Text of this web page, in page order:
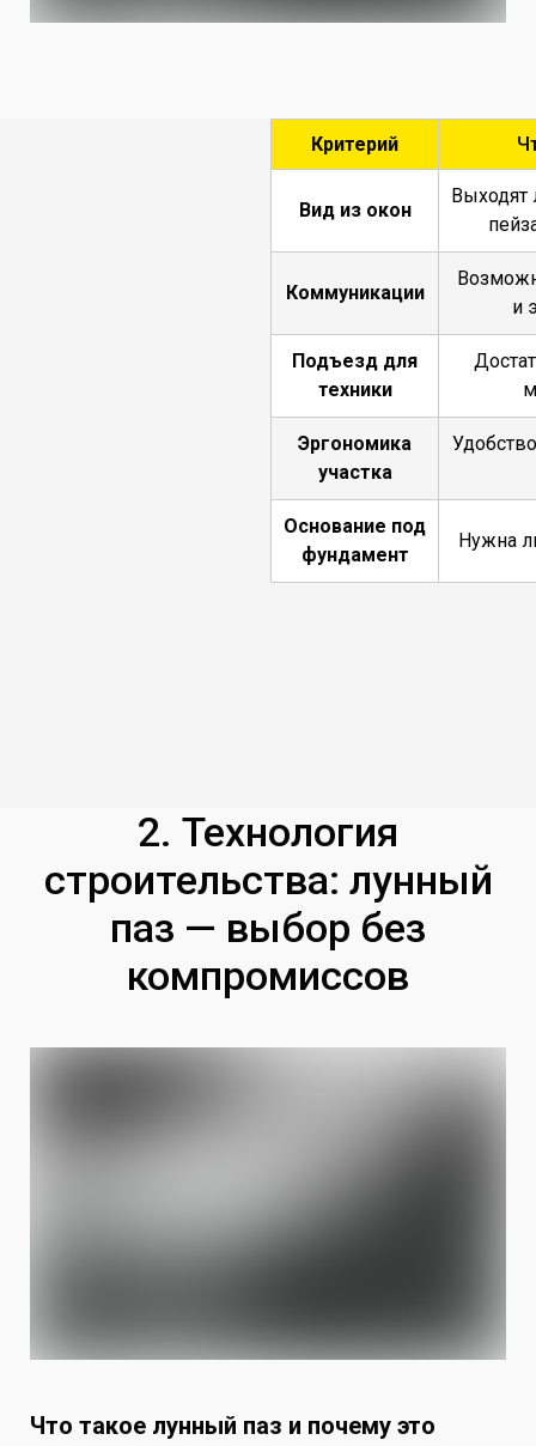
Критерий
Вид из окон
Выходят
Коммуникации
и
Подъезд для
техники
Эргономика
участка
Основание под
фундамент
Нужна
2. Технология
строительства: лунный
паз — выбор без
компромиссов
Что такое лунный паз и почему это